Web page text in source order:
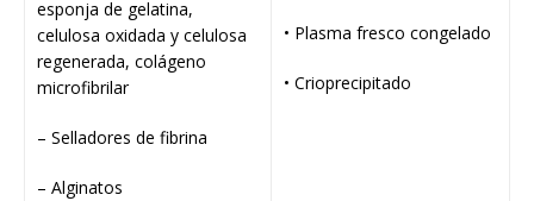
esponja de gelatina,
celulosa oxidada y celulosa
regenerada, colágeno
microfibrilar
– Selladores de fibrina
– Alginatos
• Plasma fresco congelado
• Crioprecipitado